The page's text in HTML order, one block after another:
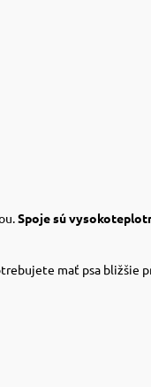
Spoje sú
mať psa bližšie